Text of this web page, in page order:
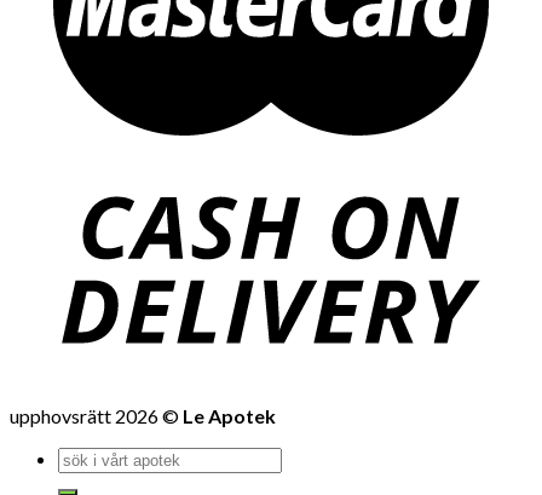
upphovsrätt 2026 © Le Apotek